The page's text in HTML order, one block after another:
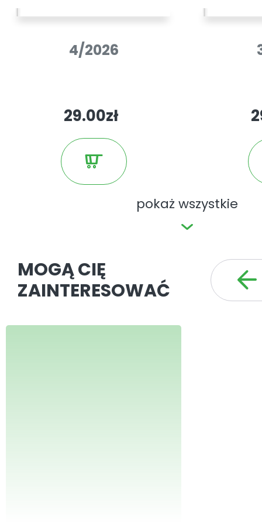
każdym wydaniu publikuje autorski
miesięcznik na liście czasopism
Materiały publikowane w
zawartość serwisu
pokaż wszystkie
4/2026
29.00zł
MOGĄ CIĘ
ZAINTERESOWAĆ